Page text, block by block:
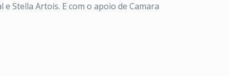
Stella Artois. E com o apoio de Camara